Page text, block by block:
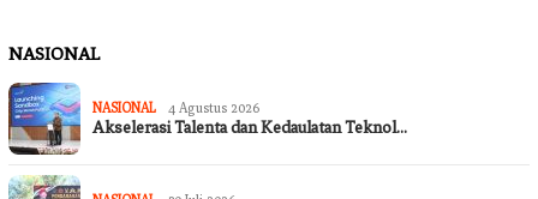
NASIONAL
NASIONAL 4 Agustus 2026
Akselerasi Talenta dan Kedaulatan Teknol…